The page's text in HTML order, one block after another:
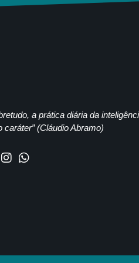
a prática diária da
(Cláudio Abramo)